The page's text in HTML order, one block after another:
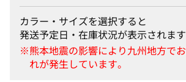
カラー・サイズを選択すると
発送予定日・在庫状況が表示されます